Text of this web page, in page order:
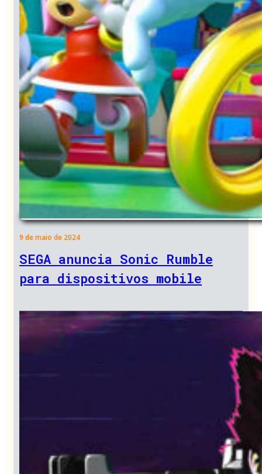
9 de maio de 2024
SEGA anuncia Sonic Rumble
para dispositivos mobile